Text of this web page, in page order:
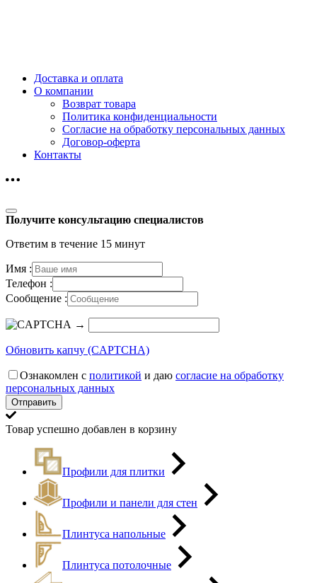
Доставка и оплата
О компании
Возврат товара
Политика конфиденциальности
Согласие на обработку персональных данных
Договор-оферта
Контакты
Получите консультацию специалистов
Ответим в течение 15 минут
Имя :
Телефон :
Сообщение :
→
Обновить капчу (CAPTCHA)
Ознакомлен с политикой и даю согласие на обработку
персональных данных
Товар успешно добавлен в корзину
Профили для плитки
Профили и панели для стен
Плинтуса напольные
Плинтуса потолочные